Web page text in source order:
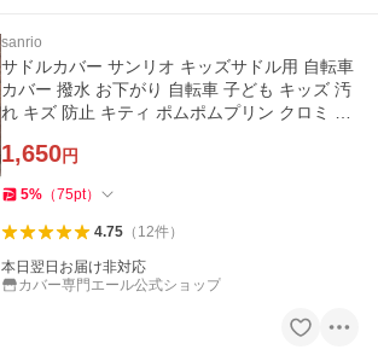
sanrio
サドルカバー サンリオ キッズサドル用 自転車
カバー 撥水 お下がり 自転車 子ども キッズ 汚
れ キズ 防止 キティ ポムポムプリン クロミ シ
1,650円
5% （75pt）
4.75（ 12件）
本日翌日お届け非対応
カバー専門エール公式ショップ